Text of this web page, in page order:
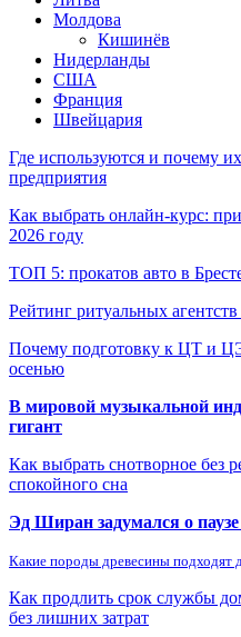
Молдова
Кишинёв
Нидерланды
США
Франция
Швейцария
Где используются и почему
предприятия
Как выбрать онлайн-курс:
2026 году
ТОП 5: прокатов авто в
Рейтинг ритуальных
Почему подготовку к ЦТ и
осенью
В мировой музыкальной
гигант
Как выбрать снотворное без
спокойного сна
Эд Ширан задумался о
Какие породы древесины подходят
Как продлить срок службы
без лишних затрат